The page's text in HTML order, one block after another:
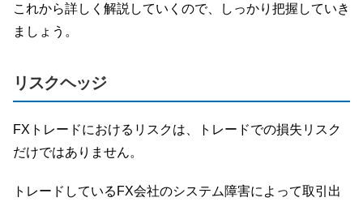
これから詳しく解説していくので、しっかり把握していき
ましょう。
リスクヘッジ
FXトレードにおけるリスクは、トレードでの損失リスク
だけではありません。
トレードしているFX会社のシステム障害によって取引出